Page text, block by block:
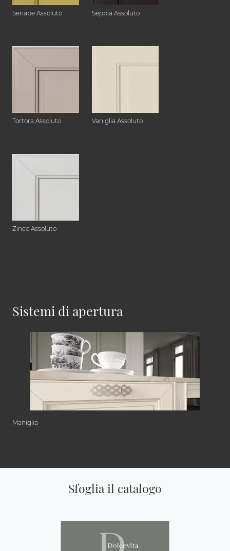
Senape Assoluto Seppia Assoluto
Tortora Assoluto Vaniglia Assoluto
Zinco Assoluto
Sistemi di apertura
Maniglia
Sfoglia il catalogo